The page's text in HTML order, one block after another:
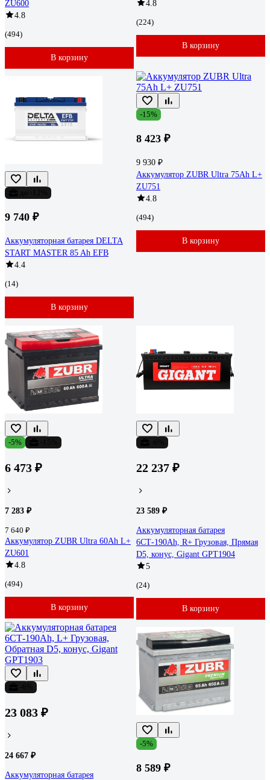
ZU600
4.8
(494)
В корзину
4.8
(224)
В корзину
9 740 ₽
Аккумуляторная батарея DELTA
START MASTER 85 Ah EFB
4.4
(14)
В корзину
-15%
8 423 ₽
9 930 ₽
Аккумулятор ZUBR Ultra 75Ah L+
ZU751
4.8
(494)
В корзину
-5%
6 473 ₽
7 283 ₽
7 640 ₽
Аккумулятор ZUBR Ultra 60Ah L+
ZU601
4.8
(494)
В корзину
22 237 ₽
23 589 ₽
Аккумуляторная батарея
6СТ-190Ah, R+ Грузовая, Прямая
D5, конус, Gigant GPT1904
5
(24)
В корзину
23 083 ₽
24 667 ₽
Аккумуляторная батарея
-5%
8 589 ₽